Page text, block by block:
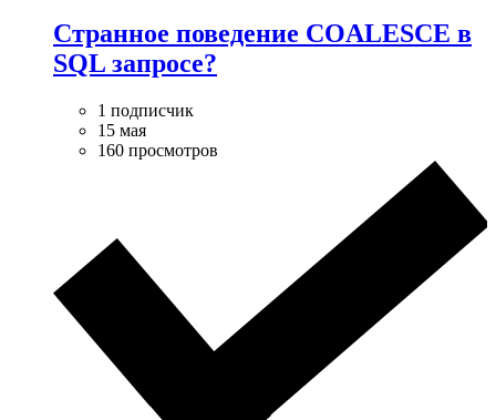
Странное поведение COALESCE в
SQL запросе?
1 подписчик
15 мая
160 просмотров